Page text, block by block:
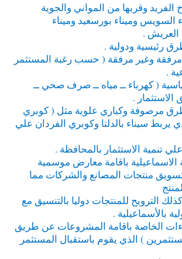
الفريد وقربها من المواني والجوية
السويس وميناء بورسعيد وميناء
العريش .
مرفقة وغير مرفقة ( حسب رغبة المستثمر
.
( كهرباء ــ مياه ــ صرف صحي ــ
الاستثمار .
طرق مرصوفة وكباري علوية مثل ( كوبري
يربط سيناء بالدلتا وكوبري الفردان علي
الاستثمار بالمحافظة .
الاسماعيلية باقامة معارض موسمية
منتجات المصانع والشركات مما
الترويح للمنتجات دوليا بالتنسيق مع
بالأسماعيلية .
الخاصة باقامة المشروعات عن طريق
) الذي يقوم باستقبال المستثمر